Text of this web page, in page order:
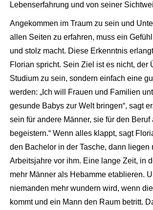
Lebenserfahrung und von seiner
Angekommen im Traum zu sein und
allen Seiten zu erfahren, muss ein
und stolz macht. Diese Erkenntnis
Florian spricht. Sein Ziel ist es nicht, der
Studium zu sein, sondern einfach eine
werden: „Ich will Frauen und Familien
gesunde Babys zur Welt bringen“, sagt
sein für andere Männer, sie für den
begeistern.“ Wenn alles klappt, sagt
den Bachelor in der Tasche, dann liegen
Arbeitsjahre vor ihm. Eine lange Zeit, in
mehr Männer als Hebamme etablieren.
niemanden mehr wundern wird, wenn
kommt und ein Mann den Raum betritt.